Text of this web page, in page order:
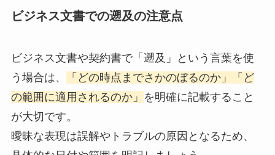
ビジネス文書での遡及の注意点
ビジネス文書や契約書で「遡及」という言葉を使
う場合は、
「どの時点までさかのぼるのか」「ど
の範囲に適用されるのか」 を明確に記載すること
が大切です。
曖昧な表現は誤解やトラブルの原因となるため、